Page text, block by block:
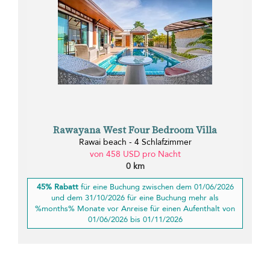
Rawayana West Four Bedroom Villa
Rawai beach - 4 Schlafzimmer
von 458 USD pro Nacht
0 km
45% Rabattfür eine Buchung zwischen dem 01/06/2026
und dem 31/10/2026 für eine Buchung mehr als
%months% Monate vor Anreise für einen Aufenthalt von
01/06/2026 bis 01/11/2026